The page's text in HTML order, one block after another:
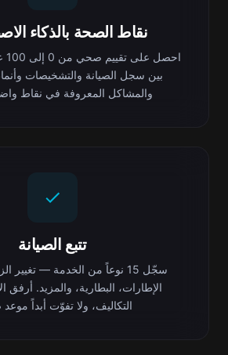
نقاط الصحة بالذكاء
بين سجل الصيانة والتشخيصات
والمشاكل المعروفة في نقاط
تتبع الصيانة
سجّل 15 نوعاً من الخدمة — تغيير
الإطارات، البطارية، والمزيد. أرفق
التكاليف، ولا تفوّت أبداً موعد